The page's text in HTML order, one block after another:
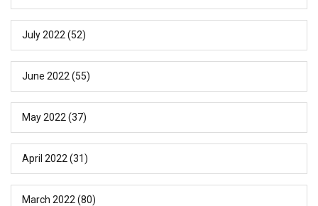
July 2022 (52)
June 2022 (55)
May 2022 (37)
April 2022 (31)
March 2022 (80)